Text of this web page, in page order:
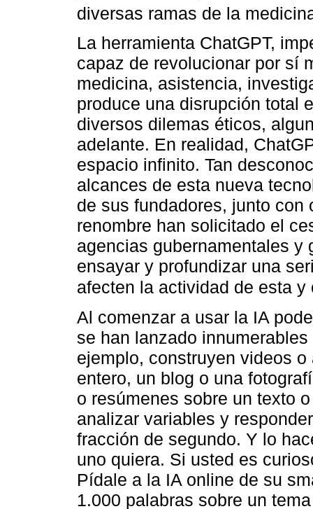
diversas ramas de la
La herramienta ChatGPT,
capaz de revolucionar por sí
medicina, asistencia,
produce una disrupción total
diversos dilemas éticos,
adelante. En realidad,
espacio infinito. Tan
alcances de esta nueva
de sus fundadores, junto
renombre han solicitado el
agencias gubernamentales y
ensayar y profundizar una
afecten la actividad de esta y
Al comenzar a usar la IA
se han lanzado
ejemplo, construyen videos
entero, un blog o una
o resúmenes sobre un texto
analizar variables y
fracción de segundo. Y lo
uno quiera. Si usted es
Pídale a la IA online de su
1.000 palabras sobre un